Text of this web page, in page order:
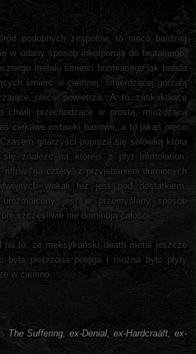
podobnych zespołów, to nieco bardziej
w udany sposób inkorporują do brutalnego,
metalu śmierci brzmiącego jak banda
śmierć w ciemnej, śmierdzącej gorzałą
nieco powietrza. A to zaskakujące
chwili przechodzące w prostą, miażdżącą
ciekawe wstawki basowe, a to jakąś nieco
gitarzyści popiszą się solówką która
się znaleźć na którejś z płyt Immolation.
"na cztery" z przyjebaniem tłumionych
wokali też jest pod dostatkiem.
jest w przemyślany sposób
szczęśliwie nie dominują całości.
na to, że meksykański death metal jeszcze
pieprzona potęga i można było płyty
w ciemno.
The Suffering, ex-Denial, ex-Hardcraäft, ex-